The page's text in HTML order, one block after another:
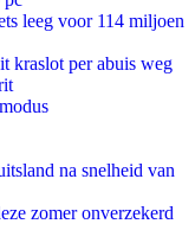
leeg voor 114 miljoen
kraslot per abuis weg
na snelheid van
zomer onverzekerd